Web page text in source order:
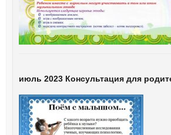
июль 2023 Консультация для